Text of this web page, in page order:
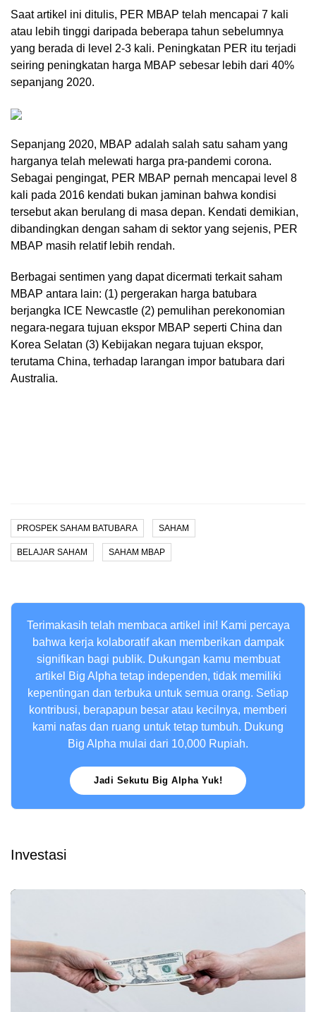
Saat artikel ini ditulis, PER MBAP telah mencapai 7 kali
atau lebih tinggi daripada beberapa tahun sebelumnya
yang berada di level 2-3 kali. Peningkatan PER itu terjadi
seiring peningkatan harga MBAP sebesar lebih dari 40%
sepanjang 2020.
Sepanjang 2020, MBAP adalah salah satu saham yang
harganya telah melewati harga pra-pandemi corona.
Sebagai pengingat, PER MBAP pernah mencapai level 8
kali pada 2016 kendati bukan jaminan bahwa kondisi
tersebut akan berulang di masa depan. Kendati demikian,
dibandingkan dengan saham di sektor yang sejenis, PER
MBAP masih relatif lebih rendah.
Berbagai sentimen yang dapat dicermati terkait saham
MBAP antara lain: (1) pergerakan harga batubara
berjangka ICE Newcastle (2) pemulihan perekonomian
negara-negara tujuan ekspor MBAP seperti China dan
Korea Selatan (3) Kebijakan negara tujuan ekspor,
terutama China, terhadap larangan impor batubara dari
Australia.
PROSPEK SAHAM BATUBARA SAHAM
BELAJAR SAHAM SAHAM MBAP
Terimakasih telah membaca artikel ini! Kami percaya
bahwa kerja kolaboratif akan memberikan dampak
signifikan bagi publik. Dukungan kamu membuat
artikel Big Alpha tetap independen, tidak memiliki
kepentingan dan terbuka untuk semua orang. Setiap
kontribusi, berapapun besar atau kecilnya, memberi
kami nafas dan ruang untuk tetap tumbuh. Dukung
Big Alpha mulai dari 10,000 Rupiah.
Jadi Sekutu Big Alpha Yuk!
Investasi